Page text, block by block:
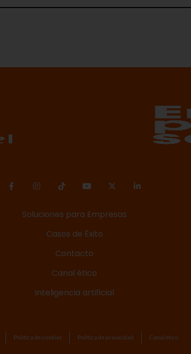
Soluciones para Empresas
Casos de Éxito
Contacto
Canal ético
Inteligencia artificial
Política de cookies Política de privacidad Canal ético